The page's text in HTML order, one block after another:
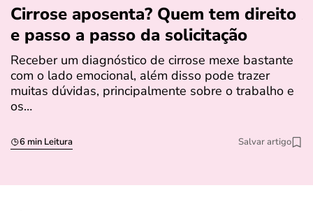
Cirrose aposenta? Quem tem direito
e passo a passo da solicitação
Receber um diagnóstico de cirrose mexe bastante
com o lado emocional, além disso pode trazer
muitas dúvidas, principalmente sobre o trabalho e
os…
6 min Leitura Salvar artigo